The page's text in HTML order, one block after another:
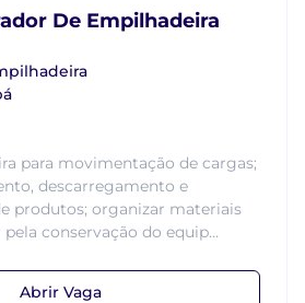
De Empilhadeira
para movimentação de cargas;
descarregamento e
produtos; organizar materiais
conservação do equip...
Abrir Vaga